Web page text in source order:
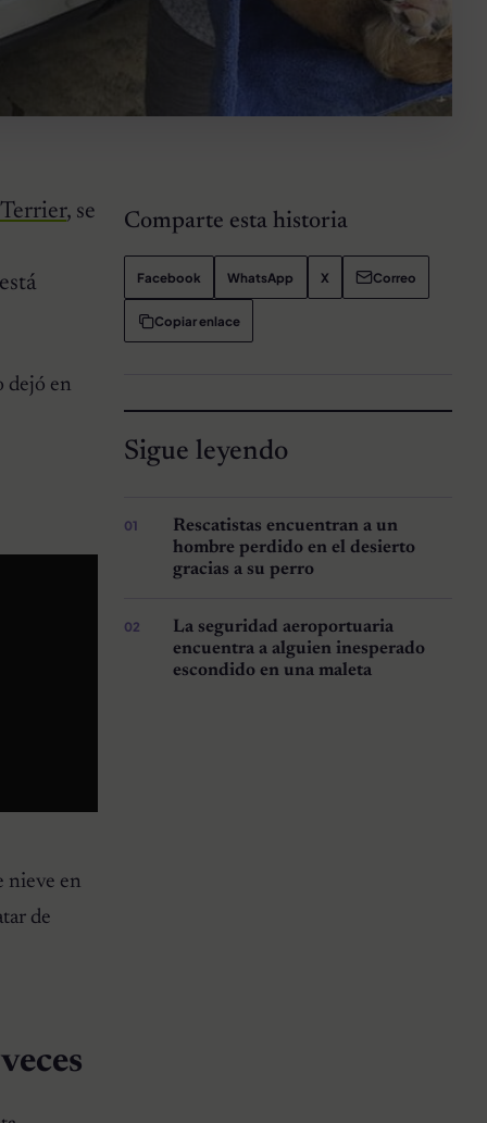
, se
dejó en
nieve en
de
Comparte esta historia
Facebook WhatsApp X Correo
Copiar enlace
Sigue leyendo
Rescatistas encuentran a un
hombre perdido en el desierto
gracias a su perro
La seguridad aeroportuaria
encuentra a alguien inesperado
escondido en una maleta